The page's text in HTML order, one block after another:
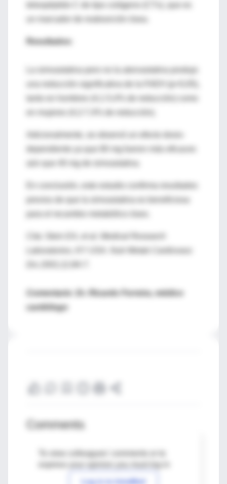
teleopéptido C de tipo colágeno (CTx), que es
Resultados:
una reducción significativa de la FAEH (p<0,05),
dependiente ya que 80 mg fueron más eficaces
Comentario: Dr. Ricardo Ferreira, médico
cardiólogo
Comments
To view colleagues' comments or to
Log in to IntraMed